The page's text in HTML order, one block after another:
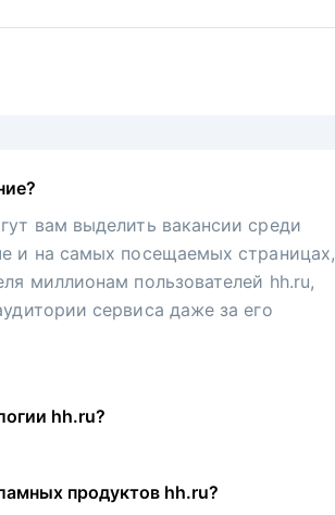
вам выделить вакансии среди
и на самых посещаемых страницах,
миллионам пользователей hh.ru,
сервиса даже за его
hh.ru?
продуктов hh.ru?